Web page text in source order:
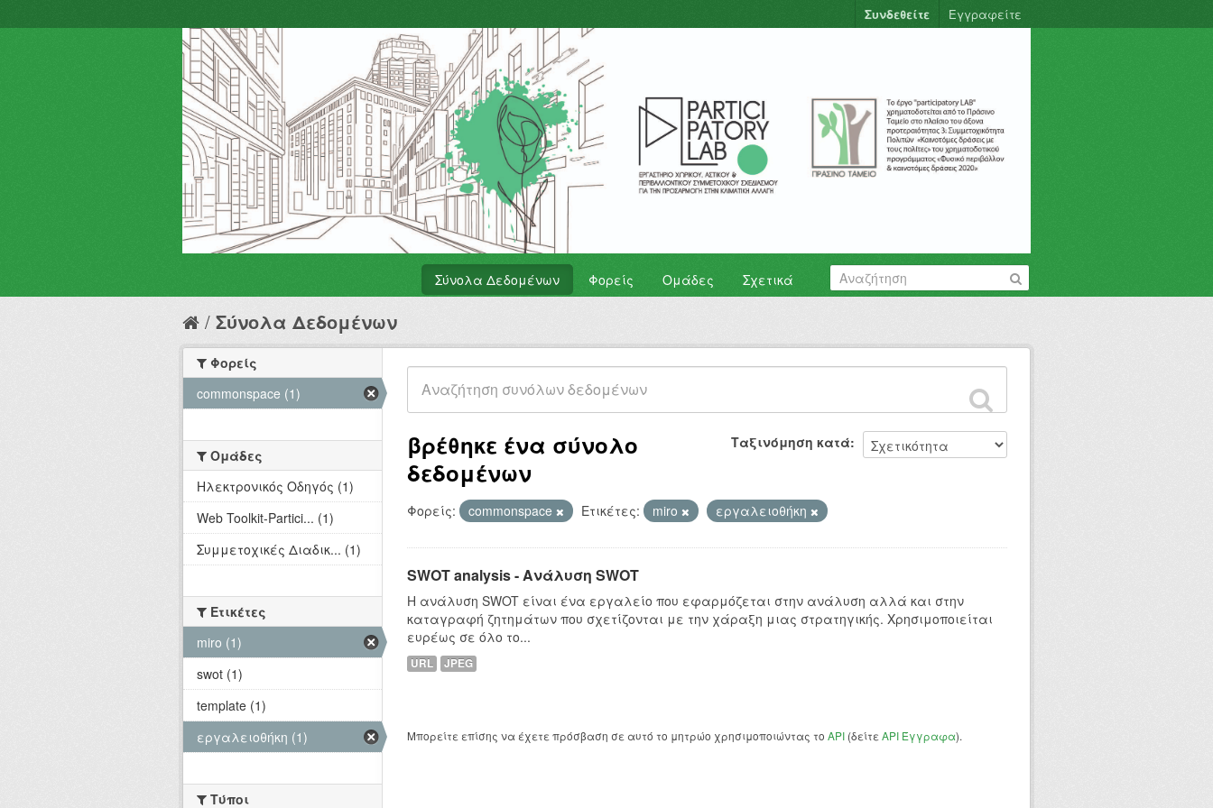
Συνδεθείτε Εγγραφείτε
Σύνολα Δεδομένων Φορείς Ομάδες Σχετικά
Σύνολα Δεδομένων
Ταξινόμηση κατά
βρέθηκε ένα σύνολο
δεδομένων
Φορείς: commonspace Ετικέτες: miro εργαλειοθήκη
SWOT analysis - Ανάλυση SWOT
Η ανάλυση SWOT είναι ένα εργαλείο που εφαρμόζεται στην ανάλυση αλλά και στην
καταγραφή ζητημάτων που σχετίζονται με την χάραξη μιας στρατηγικής. Χρησιμοποιείται
ευρέως σε όλο το...
URL JPEG
Μπορείτε επίσης να έχετε πρόσβαση σε αυτό το μητρώο χρησιμοποιώντας το API (δείτε API Έγγραφα).
Φορείς
commonspace (1)
Ομάδες
Hλεκτρονικός Οδηγός (1)
Web Toolkit-Partici... (1)
Συμμετοχικές Διαδικ... (1)
Ετικέτες
miro (1)
swot (1)
template (1)
εργαλειοθήκη (1)
Τύποι